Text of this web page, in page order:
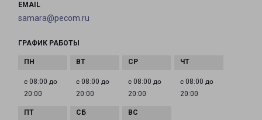
EMAIL
samara@pecom.ru
ГРАФИК РАБОТЫ
с 08:00 до
20:00
с 08:00 до
20:00
с 08:00 до
20:00
с 08:00 до
20:00